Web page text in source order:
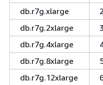
db.r7g.xlarge
db.r7g.2xlarge
db.r7g.4xlarge
db.r7g.8xlarge
db.r7g.12xlarge